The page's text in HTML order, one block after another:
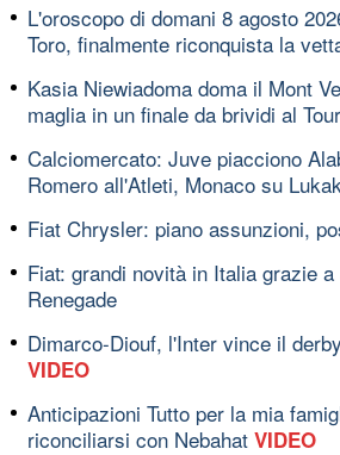
L'oroscopo di domani 8 agosto
Toro, finalmente riconquista la
Kasia Niewiadoma doma il Mont
maglia in un finale da brividi al Tour
Calciomercato: Juve piacciono
Romero all'Atleti, Monaco su
Fiat Chrysler: piano assunzioni,
Fiat: grandi novità in Italia grazie
Renegade
Dimarco-Diouf, l'Inter vince il
VIDEO
Anticipazioni Tutto per la mia
riconciliarsi con Nebahat VIDEO